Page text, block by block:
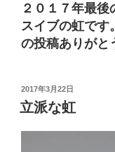
２０１７年最
スイブの虹です
の投稿ありがと
投
稿
日:
2017年3月22日
立派な虹